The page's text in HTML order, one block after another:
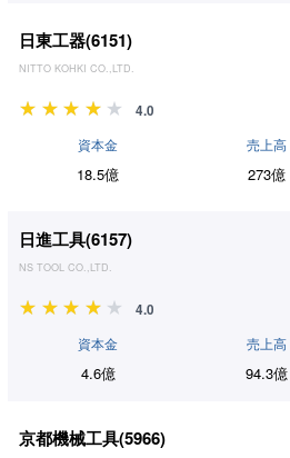
日東工器(6151)
NITTO KOHKI CO.,LTD.
4.0
資本金
18.5億
売上高
273億
日進工具(6157)
NS TOOL CO.,LTD.
4.0
資本金
4.6億
売上高
94.3億
京都機械工具(5966)